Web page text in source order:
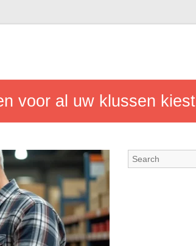
voor al uw klussen kiest